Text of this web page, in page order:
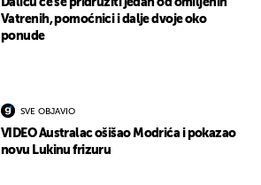
Daliću će se pridružiti jedan od omiljenih
Vatrenih, pomoćnici i dalje dvoje oko
ponude
SVE OBJAVIO
VIDEO Australac ošišao Modrića i pokazao
novu Lukinu frizuru